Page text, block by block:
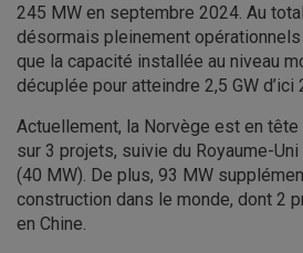
245 MW en septembre 2024. Au
désormais pleinement
que la capacité installée au niveau
décuplée pour atteindre 2,5 GW d’ici
Actuellement, la Norvège est en
sur 3 projets, suivie du Royaume-
(40 MW). De plus, 93 MW
construction dans le monde, dont 2
en Chine.